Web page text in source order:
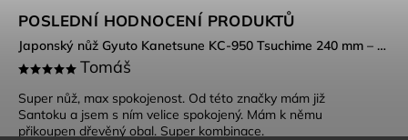
POSLEDNÍ HODNOCENÍ PRODUKTŮ
Japonský nůž Gyuto Kanetsune KC-950 Tsuchime 240 mm – DSR-1K6 ocel, Tsuchime povrch
Tomáš
Super nůž, max spokojenost. Od této značky mám již
Santoku a jsem s ním velice spokojený. Mám k němu
přikoupen dřevěný obal. Super kombinace.